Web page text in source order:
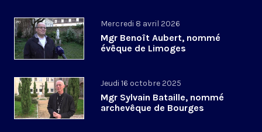
Mercredi 8 avril 2026
Mgr Benoît Aubert, nommé
évêque de Limoges
Jeudi 16 octobre 2025
Mgr Sylvain Bataille, nommé
archevêque de Bourges